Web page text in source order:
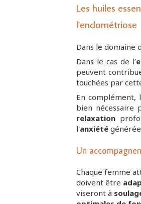
Les huiles
l'endométriose
Dans le domaine
Dans le cas de l’
peuvent
touchées par
En complément,
bien nécessaire
relaxation
l'anxiété
Un
Chaque femme
doivent être
viseront à